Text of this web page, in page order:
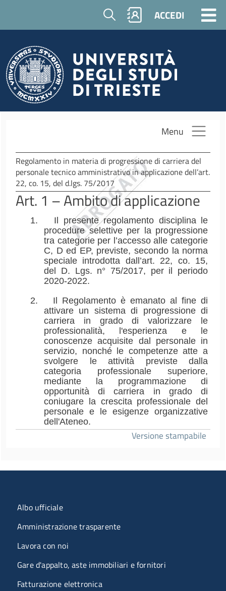
Salta al contenuto principale
Cerca ACCEDI
Menu
Regolamento in materia di progressione di carriera del
personale tecnico amministrativo in applicazione dell’art.
22, co. 15, del d.lgs. 75/2017
Art. 1 – Ambito di applicazione
1.
Il presente regolamento disciplina le
procedure selettive per la progressione
tra categorie per l’accesso alle categorie
C, D ed EP, previste, secondo la norma
speciale introdotta dall’art. 22, co. 15,
del D. Lgs. n° 75/2017, per il periodo
2020-2022.
2.
Il Regolamento è emanato al fine di
attivare un sistema di progressione di
carriera in grado di valorizzare le
professionalità, l'esperienza e le
conoscenze acquisite dal personale in
servizio, nonché le competenze atte a
svolgere le attività previste dalla
categoria professionale superiore,
mediante la programmazione di
opportunità di carriera in grado di
coniugare la crescita professionale del
personale e le esigenze organizzative
dell'Ateneo.
Versione stampabile
Menu organizzazione
Albo ufficiale
Amministrazione trasparente
Lavora con noi
Gare d'appalto, aste immobiliari e fornitori
Fatturazione elettronica